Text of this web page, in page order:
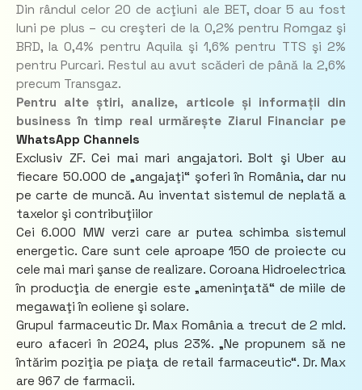
Din rândul celor 20 de acţiuni ale BET, doar 5 au fost
luni pe plus – cu creşteri de la 0,2% pentru Romgaz şi
BRD, la 0,4% pentru Aquila şi 1,6% pentru TTS şi 2%
pentru Purcari. Restul au avut scăderi de până la 2,6%
precum Transgaz.
Pentru alte știri, analize, articole și informații din
business în timp real urmărește Ziarul Financiar pe
WhatsApp Channels
Exclusiv ZF. Cei mai mari angajatori. Bolt şi Uber au
fiecare 50.000 de „angajaţi“ şoferi în România, dar nu
pe carte de muncă. Au inventat sistemul de neplată a
taxelor şi contribuţiilor
Cei 6.000 MW verzi care ar putea schimba sistemul
energetic. Care sunt cele aproape 150 de proiecte cu
cele mai mari şanse de realizare. Coroana Hidroelectrica
în producţia de energie este „ameninţată“ de miile de
megawaţi în eoliene şi solare.
Grupul farmaceutic Dr. Max România a trecut de 2 mld.
euro afaceri în 2024, plus 23%. „Ne propunem să ne
întărim poziţia pe piaţa de retail farmaceutic“. Dr. Max
are 967 de farmacii.